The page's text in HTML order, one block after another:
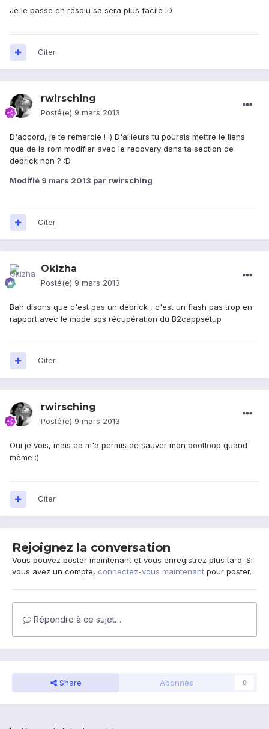
Je le passe en résolu sa sera plus facile :D
Citer
rwirsching
Posté(e) 9 mars 2013
D'accord, je te remercie ! :) D'ailleurs tu pourais mettre le liens
que de la rom modifier avec le recovery dans ta section de
debrick non ? :D
Modifié 9 mars 2013 par rwirsching
Citer
Okizha
Posté(e) 9 mars 2013
Bah disons que c'est pas un débrick , c'est un flash pas trop en
rapport avec le mode sos récupération du B2cappsetup
Citer
rwirsching
Posté(e) 9 mars 2013
Oui je vois, mais ca m'a permis de sauver mon bootloop quand
même :)
Citer
Rejoignez la conversation
Vous pouvez poster maintenant et vous enregistrez plus tard. Si
vous avez un compte, connectez-vous maintenant pour poster.
Répondre à ce sujet…
Share Abonnés 0